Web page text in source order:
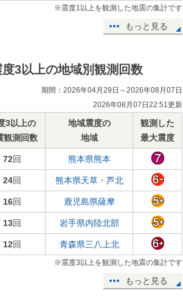
※震度1以上を観測した地震の集計です
もっと見る
度3以上の地域別観測回数
期間：2026年04月29日～2026年08月07日
2026年08月07日22:51更新
3以上の
観測回数
地域震度の
地域
観測した
最大震度
72回 熊本県熊本
24回 熊本県天草・芦北
16回 鹿児島県薩摩
13回 岩手県内陸北部
12回 青森県三八上北
※震度3以上を観測した地震の集計です
もっと見る